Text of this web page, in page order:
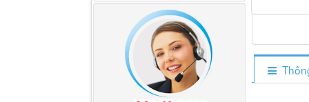
M4610162101A0 Tapbi